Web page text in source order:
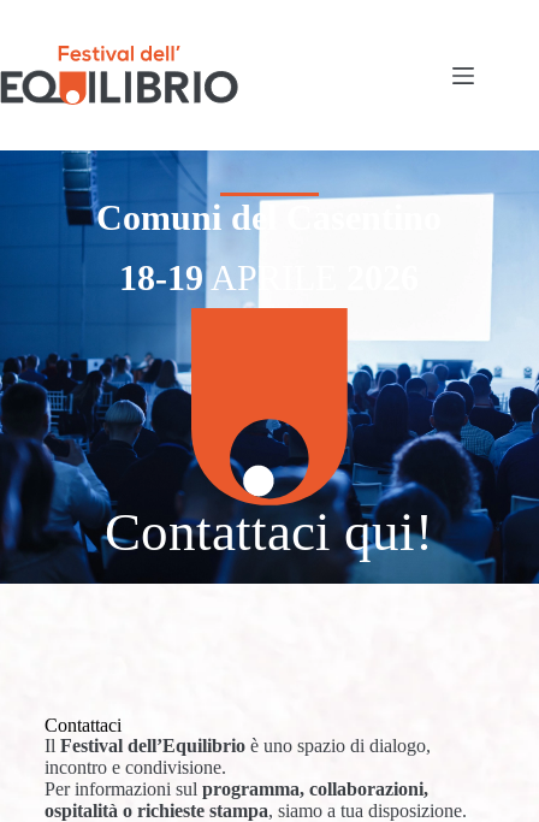
Comuni del Casentino
18-19APRILE
Contattaci qui!
Contattaci
Il Festival dell’Equilibrioè uno spazio di dialogo,
incontro e condivisione.
Per informazioni sul programma, collaborazioni,
ospitalità o richieste stampa, siamo a tua disposizione.